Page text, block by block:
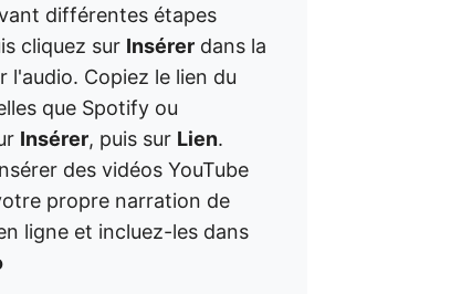
différentes étapes
cliquez sur Insérer dans la
l'audio. Copiez le lien du
que Spotify ou
Insérer, puis sur Lien.
des vidéos YouTube
propre narration de
ligne et incluez-les dans